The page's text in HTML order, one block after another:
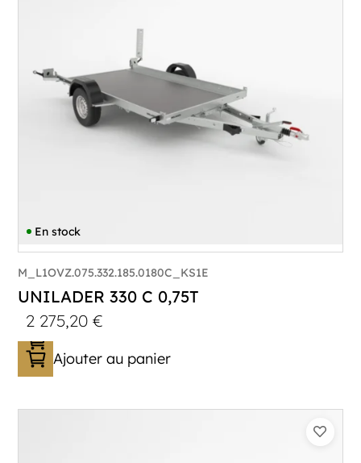
En stock
M_L1OVZ.075.332.185.0180C_KS1E
UNILADER 330 C 0,75T
2 275,20€
Ajouter au panier